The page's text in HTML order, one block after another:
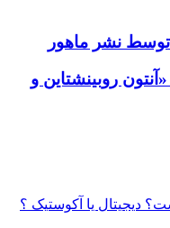
نشر ماهور
روبینشتاین و